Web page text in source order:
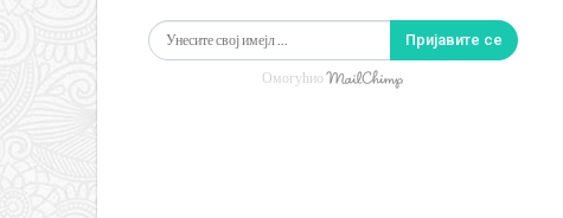
Пријавите се
Омогућио